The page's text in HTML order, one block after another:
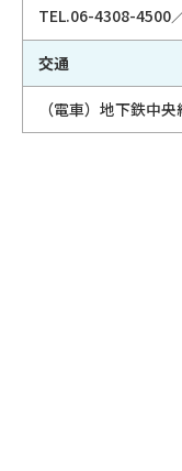
TEL.06-4308-4500
交通
（電車）地下鉄中